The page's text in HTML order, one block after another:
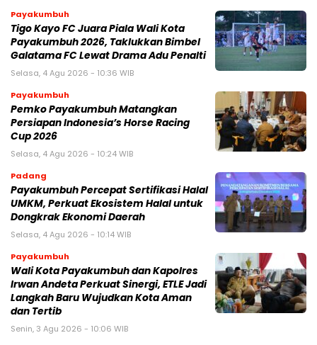
Payakumbuh
Tigo Kayo FC Juara Piala Wali Kota
Payakumbuh 2026, Taklukkan Bimbel
Galatama FC Lewat Drama Adu Penalti
Selasa, 4 Agu 2026 - 10:36 WIB
Payakumbuh
Pemko Payakumbuh Matangkan
Persiapan Indonesia’s Horse Racing
Cup 2026
Selasa, 4 Agu 2026 - 10:24 WIB
Padang
Payakumbuh Percepat Sertifikasi Halal
UMKM, Perkuat Ekosistem Halal untuk
Dongkrak Ekonomi Daerah
Selasa, 4 Agu 2026 - 10:14 WIB
Payakumbuh
Wali Kota Payakumbuh dan Kapolres
Irwan Andeta Perkuat Sinergi, ETLE Jadi
Langkah Baru Wujudkan Kota Aman
dan Tertib
Senin, 3 Agu 2026 - 10:06 WIB